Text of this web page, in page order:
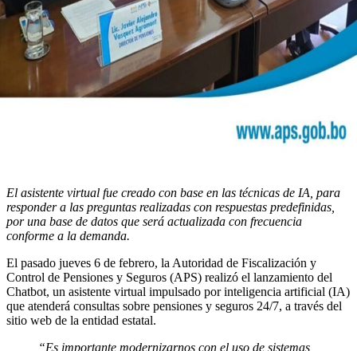
El asistente virtual fue creado con base en las técnicas de IA, para
responder a las preguntas realizadas con respuestas predefinidas,
por una base de datos que será actualizada con frecuencia
conforme a la demanda.
El pasado jueves 6 de febrero, la Autoridad de Fiscalización y
Control de Pensiones y Seguros (APS) realizó el lanzamiento del
Chatbot, un asistente virtual impulsado por inteligencia artificial (IA)
que atenderá consultas sobre pensiones y seguros 24/7, a través del
sitio web de la entidad estatal.
“Es importante modernizarnos con el uso de sistemas